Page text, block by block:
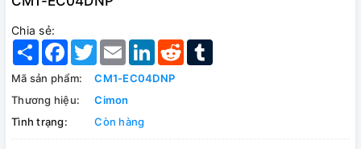
Chia sẻ:
Share Facebook
TwitterEmail LinkedInReddit
Mã sản phẩm:
CM1-EC04DNP
Thương hiệu:
Cimon
Tình trạng:
Còn hàng